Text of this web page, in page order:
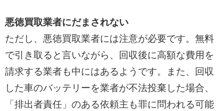
悪徳買取業者にだまされない
ただし、悪徳買取業者には注意が必要です。無料
で引き取ると言いながら、回収後に高額な費用を
請求する業者も中にはあるようです。また、回収
した車のバッテリーを業者が不法投棄した場合、
「排出者責任」のある依頼主も罪に問われる可能